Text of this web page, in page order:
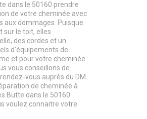
dans le 50160 prendre
de votre cheminée avec
aux dommages. Puisque
sur le toit, elles
des cordes et un
d’équipements de
et pour votre cheminée
vous conseillons de
vous auprès du DM
de cheminée à
Butte dans le 50160.
voulez connaitre votre